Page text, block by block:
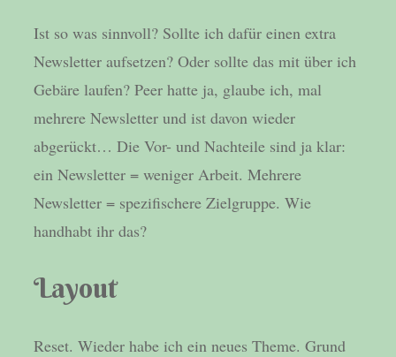
Ist so was sinnvoll? Sollte ich dafür einen extra
Newsletter aufsetzen? Oder sollte das mit über ich
Gebäre laufen? Peer hatte ja, glaube ich, mal
mehrere Newsletter und ist davon wieder
abgerückt… Die Vor- und Nachteile sind ja klar:
ein Newsletter = weniger Arbeit. Mehrere
Newsletter = spezifischere Zielgruppe. Wie
handhabt ihr das?
Layout
Reset. Wieder habe ich ein neues Theme. Grund